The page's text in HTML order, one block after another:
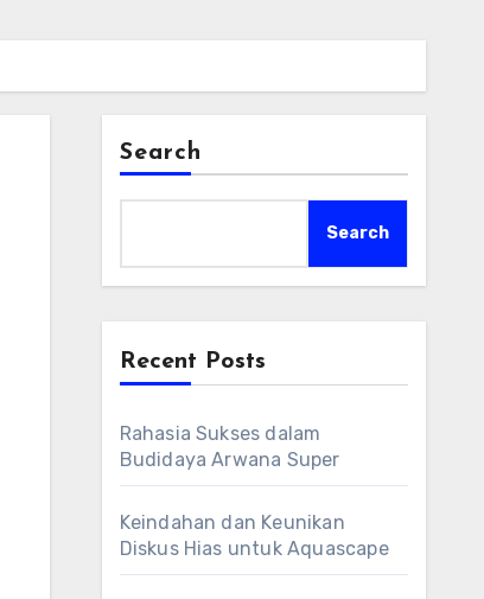
Search
Search
Recent Posts
Rahasia Sukses dalam
Budidaya Arwana Super
Keindahan dan Keunikan
Diskus Hias untuk Aquascape